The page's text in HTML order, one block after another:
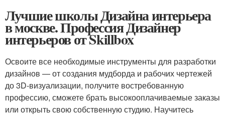
Лучшие школы Дизайна интерьера
в москве. Профессия Дизайнер
интерьеров от Skillbox
Освоите все необходимые инструменты для разработки
дизайнов — от создания мудборда и рабочих чертежей
до 3D-визуализации, получите востребованную
профессию, сможете брать высокооплачиваемые заказы
или открыть свою собственную студию. Научитесь